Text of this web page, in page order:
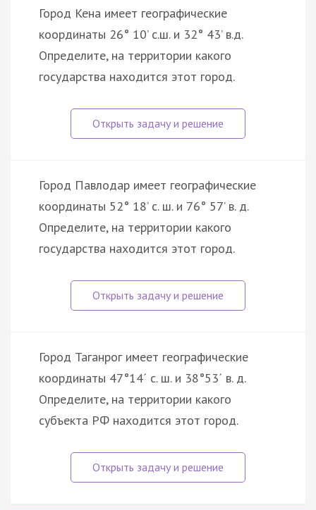
Город Кена имеет географические
координаты 26° 10’ с.ш. и 32° 43’ в.д.
Определите, на территории какого
государства находится этот город.
Город Павлодар имеет географические
координаты 52° 18’ с. ш. и 76° 57’ в. д.
Определите, на территории какого
государства находится этот город.
Город Таганрог имеет географические
координаты 47°14´ с. ш. и 38°53´ в. д.
Определите, на территории какого
субъекта РФ находится этот город.